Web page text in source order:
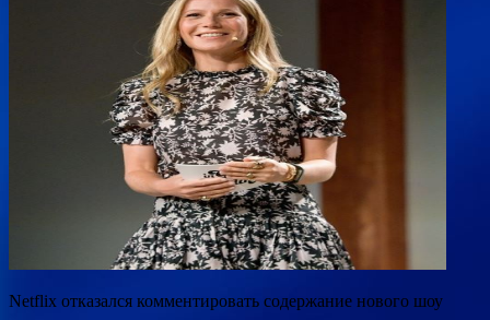
Netflix отказался комментировать содержание нового шоу